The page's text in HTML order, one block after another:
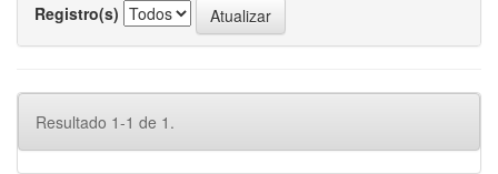
Registro(s)
Resultado 1-1 de 1.